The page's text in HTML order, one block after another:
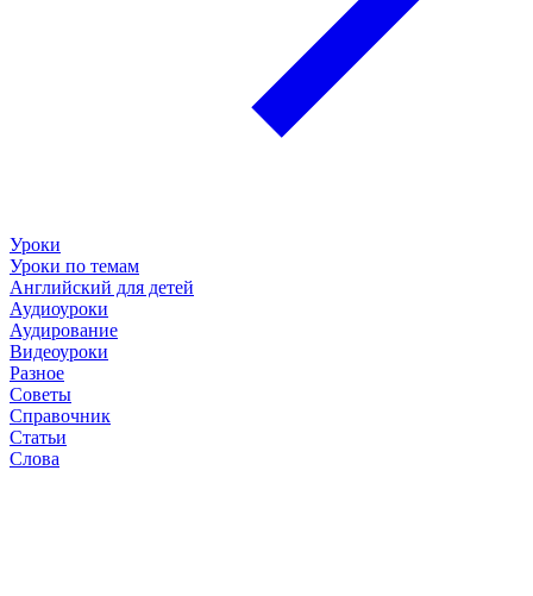
Уроки
Уроки по темам
Английский для детей
Аудиоуроки
Аудирование
Видеоуроки
Разное
Советы
Справочник
Статьи
Слова